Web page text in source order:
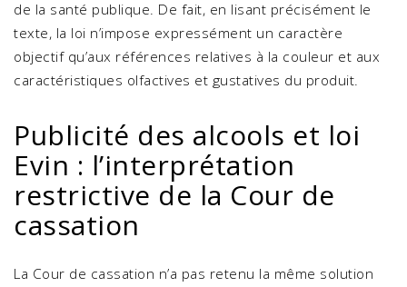
de la santé publique. De fait, en lisant précisément le
texte, la loi n’impose expressément un caractère
objectif qu’aux références relatives à la couleur et aux
caractéristiques olfactives et gustatives du produit.
Publicité des alcools et loi
Evin : l’interprétation
restrictive de la Cour de
cassation
La Cour de cassation n’a pas retenu la même solution